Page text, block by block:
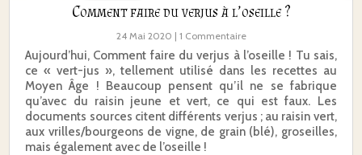
Comment faire du verjus à l’oseille ?
24 Mai 2020 | 1 Commentaire
Aujourd’hui, Comment faire du verjus à l’oseille ! Tu sais,
ce « vert-jus », tellement utilisé dans les recettes au
Moyen Âge ! Beaucoup pensent qu’il ne se fabrique
qu’avec du raisin jeune et vert, ce qui est faux. Les
documents sources citent différents verjus ; au raisin vert,
aux vrilles/bourgeons de vigne, de grain (blé), groseilles,
mais également avec de l’oseille !